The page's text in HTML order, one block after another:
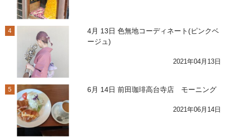
4
4月 13日 色無地コーディネート(ピンクベ
ージュ)
2021年04月13日
5 6月 14日 前田珈琲高台寺店 モーニング
2021年06月14日